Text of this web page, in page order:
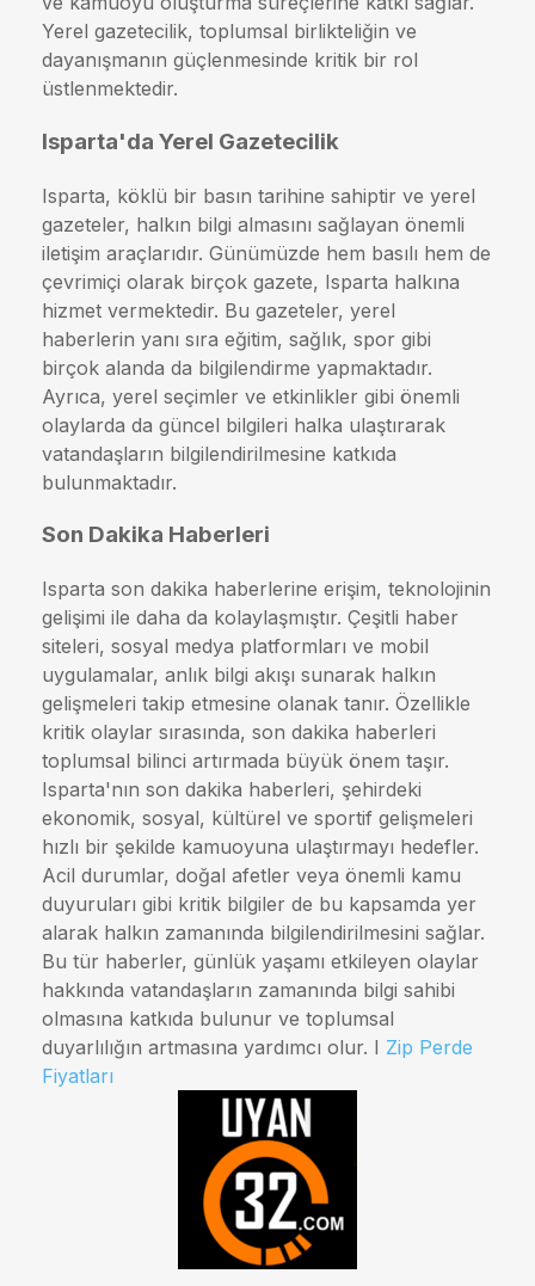
Yerel gazetecilik, toplumsal birlikteliğin ve
dayanışmanın güçlenmesinde kritik bir rol
üstlenmektedir.
Isparta'da Yerel Gazetecilik
Isparta, köklü bir basın tarihine sahiptir ve yerel
gazeteler, halkın bilgi almasını sağlayan önemli
iletişim araçlarıdır. Günümüzde hem basılı hem de
çevrimiçi olarak birçok gazete, Isparta halkına
hizmet vermektedir. Bu gazeteler, yerel
haberlerin yanı sıra eğitim, sağlık, spor gibi
birçok alanda da bilgilendirme yapmaktadır.
Ayrıca, yerel seçimler ve etkinlikler gibi önemli
olaylarda da güncel bilgileri halka ulaştırarak
vatandaşların bilgilendirilmesine katkıda
bulunmaktadır.
Son Dakika Haberleri
Isparta son dakika haberlerine erişim, teknolojinin
gelişimi ile daha da kolaylaşmıştır. Çeşitli haber
siteleri, sosyal medya platformları ve mobil
uygulamalar, anlık bilgi akışı sunarak halkın
gelişmeleri takip etmesine olanak tanır. Özellikle
kritik olaylar sırasında, son dakika haberleri
toplumsal bilinci artırmada büyük önem taşır.
Isparta'nın son dakika haberleri, şehirdeki
ekonomik, sosyal, kültürel ve sportif gelişmeleri
hızlı bir şekilde kamuoyuna ulaştırmayı hedefler.
Acil durumlar, doğal afetler veya önemli kamu
duyuruları gibi kritik bilgiler de bu kapsamda yer
alarak halkın zamanında bilgilendirilmesini sağlar.
Bu tür haberler, günlük yaşamı etkileyen olaylar
hakkında vatandaşların zamanında bilgi sahibi
olmasına katkıda bulunur ve toplumsal
duyarlılığın artmasına yardımcı olur. I Zip Perde
Fiyatları